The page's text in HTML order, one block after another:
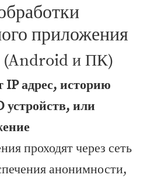
приложения
(Android и ПК)
IP адрес, историю
устройств, или
проходят через сеть
анонимности,